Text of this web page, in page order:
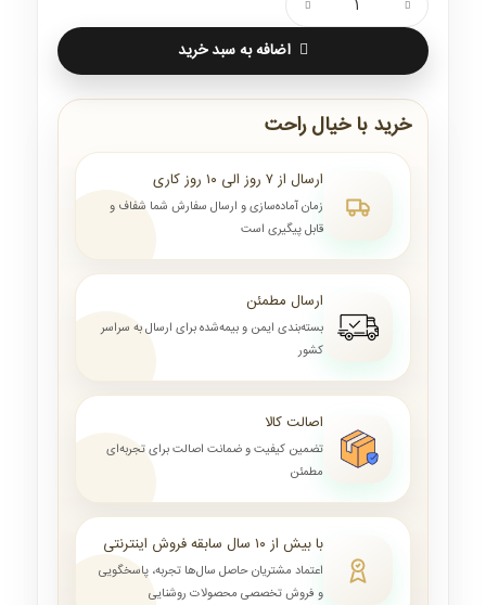
اضافه به سبد خرید
خرید با خیال راحت
ارسال از ۷ روز الی ۱۰ روز کاری
زمان آماده‌سازی و ارسال سفارش شما شفاف و
قابل پیگیری است
ارسال مطمئن
بسته‌بندی ایمن و بیمه‌شده برای ارسال به سراسر
کشور
اصالت کالا
تضمین کیفیت و ضمانت اصالت برای تجربه‌ای
مطمئن
با بیش از ۱۰ سال سابقه فروش اینترنتی
اعتماد مشتریان حاصل سال‌ها تجربه، پاسخگویی
و فروش تخصصی محصولات روشنایی